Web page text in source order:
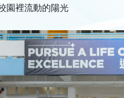
園裡流動的陽光